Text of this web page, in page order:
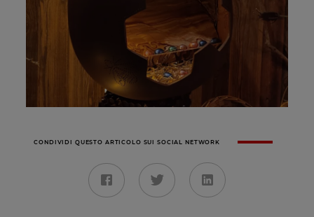
CONDIVIDI QUESTO ARTICOLO SUI SOCIAL NETWORK